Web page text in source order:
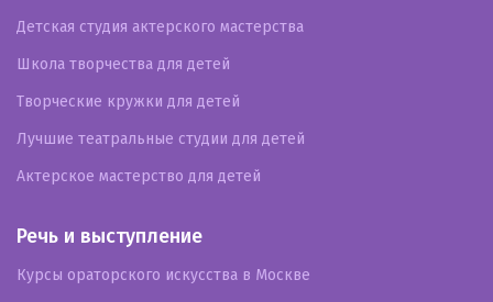
Детская студия актерского мастерства
Школа творчества для детей
Творческие кружки для детей
Лучшие театральные студии для детей
Актерское мастерство для детей
Речь и выступление
Курсы ораторского искусства в Москве